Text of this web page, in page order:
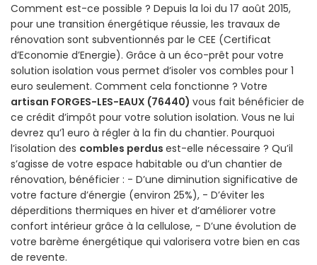
Comment est-ce possible ? Depuis la loi du 17 août 2015,
pour une transition énergétique réussie, les travaux de
rénovation sont subventionnés par le CEE (Certificat
d’Economie d’Energie). Grâce à un éco-prêt pour votre
solution isolation vous permet d’isoler vos combles pour 1
euro seulement. Comment cela fonctionne ? Votre
artisan FORGES-LES-EAUX (76440) vous fait bénéficier de
ce crédit d’impôt pour votre solution isolation. Vous ne lui
devrez qu’1 euro à régler à la fin du chantier. Pourquoi
l’isolation des combles perdus est-elle nécessaire ? Qu’il
s’agisse de votre espace habitable ou d’un chantier de
rénovation, bénéficier : - D’une diminution significative de
votre facture d’énergie (environ 25%), - D’éviter les
déperditions thermiques en hiver et d’améliorer votre
confort intérieur grâce à la cellulose, - D’une évolution de
votre barème énergétique qui valorisera votre bien en cas
de revente.